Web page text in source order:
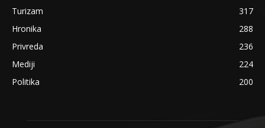
Turizam
317
Hronika
288
Privreda
236
Mediji
224
Politika
200